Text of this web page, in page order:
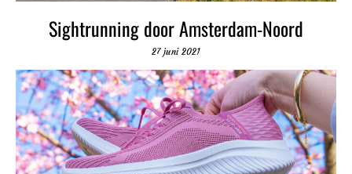
Sightrunning door Amsterdam-Noord
27 juni 2021